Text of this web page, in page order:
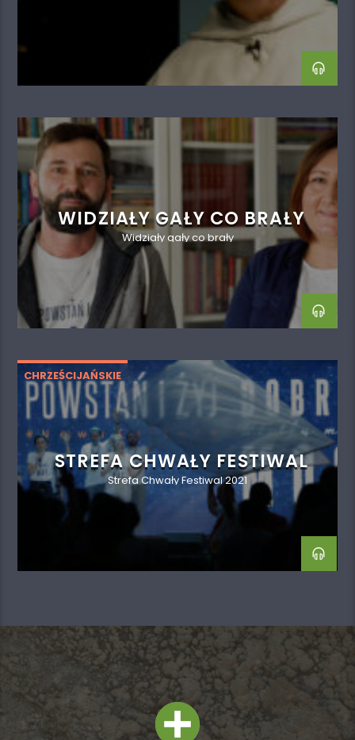
WIDZIAŁY GAŁY CO BRAŁY
Widziały gały co brały
CHRZEŚCIJAŃSKIE
STREFA CHWAŁY FESTIWAL
Strefa Chwały Festiwal 2021